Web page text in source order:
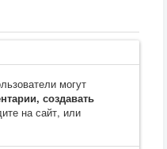
могут
создавать
на сайт, или